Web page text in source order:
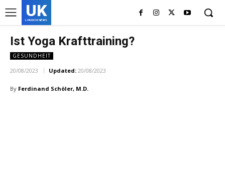
UK
LONDON NEWS
Ist Yoga Krafttraining?
GESUNDHEIT
20/08/2023 Updated: 20/08/2023
By Ferdinand Schöler, M.D.